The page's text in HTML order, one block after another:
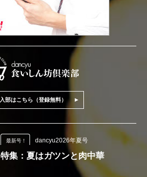
入部はこちら（登録無料）
最新号！ dancyu2026年夏号
特集：夏はガツンと肉中華